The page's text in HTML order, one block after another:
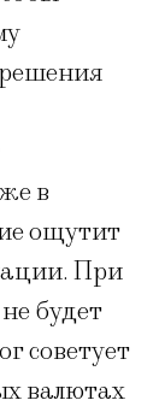
в
ощутит
При
будет
советует
валютах